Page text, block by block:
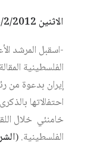
الاثنين 13/2/2012
-اسقبل المرشد
الفلسطينية
إيران بدعوة من
خامنئي خلال
الفلسطينية. (